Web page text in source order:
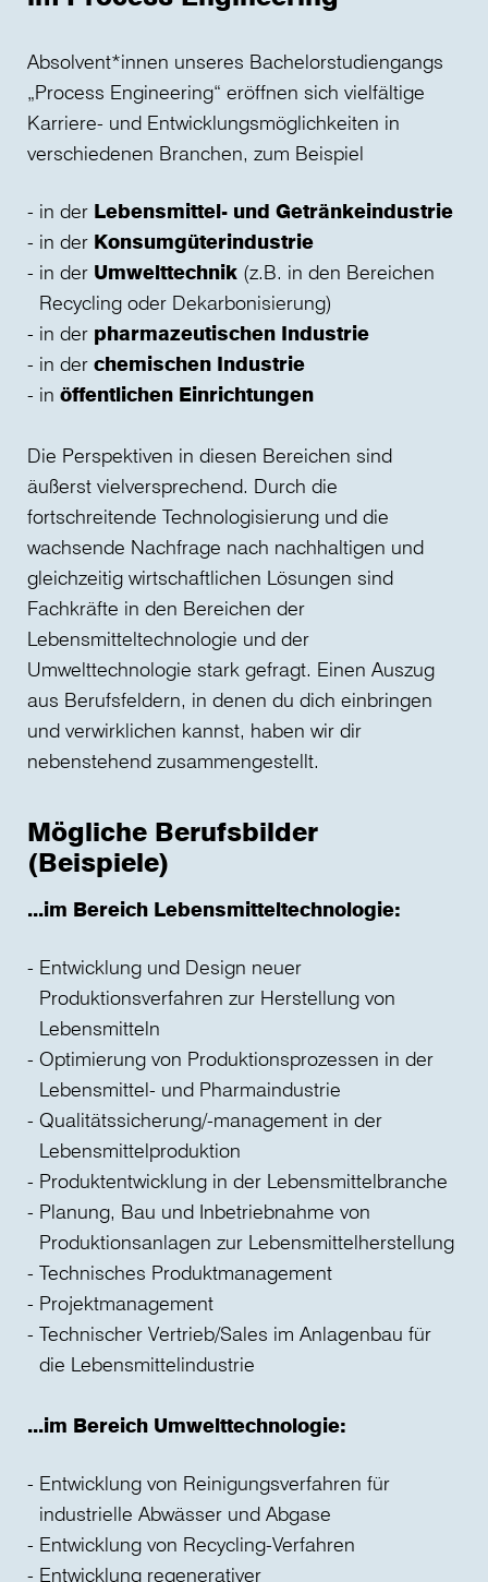
Absolvent*innen unseres Bachelorstudiengangs
„Process Engineering“ eröffnen sich vielfältige
Karriere- und Entwicklungsmöglichkeiten in
verschiedenen Branchen, zum Beispiel
in der Lebensmittel- und Getränkeindustrie
in der Konsumgüterindustrie
in der Umwelttechnik (z.B. in den Bereichen
Recycling oder Dekarbonisierung)
in der pharmazeutischen Industrie
in der chemischen Industrie
in öffentlichen Einrichtungen
Die Perspektiven in diesen Bereichen sind
äußerst vielversprechend. Durch die
fortschreitende Technologisierung und die
wachsende Nachfrage nach nachhaltigen und
gleichzeitig wirtschaftlichen Lösungen sind
Fachkräfte in den Bereichen der
Lebensmitteltechnologie und der
Umwelttechnologie stark gefragt. Einen Auszug
aus Berufsfeldern, in denen du dich einbringen
und verwirklichen kannst, haben wir dir
nebenstehend zusammengestellt.
Mögliche Berufsbilder
(Beispiele)
...im Bereich Lebensmitteltechnologie:
Entwicklung und Design neuer
Produktionsverfahren zur Herstellung von
Lebensmitteln
Optimierung von Produktionsprozessen in der
Lebensmittel- und Pharmaindustrie
Qualitätssicherung/-management in der
Lebensmittelproduktion
Produktentwicklung in der Lebensmittelbranche
Planung, Bau und Inbetriebnahme von
Produktionsanlagen zur Lebensmittelherstellung
Technisches Produktmanagement
Projektmanagement
Technischer Vertrieb/Sales im Anlagenbau für
die Lebensmittelindustrie
...im Bereich Umwelttechnologie:
Entwicklung von Reinigungsverfahren für
industrielle Abwässer und Abgase
Entwicklung von Recycling-Verfahren
Entwicklung regenerativer